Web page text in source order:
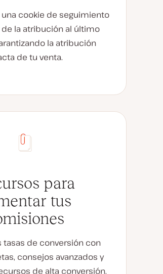
cookie de seguimiento
la atribución al último
la atribución
de tu venta.
para
tus
tasas de conversión con
consejos avanzados y
de alta conversión.